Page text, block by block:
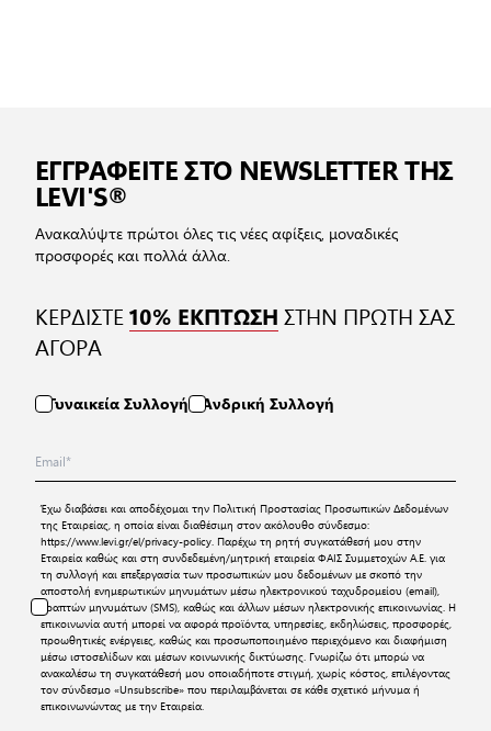
ΕΓΓΡΑΦΕΙΤΕ ΣΤΟ NEWSLETTER ΤΗΣ
LEVI'S®
Ανακαλύψτε πρώτοι όλες τις νέες αφίξεις, μοναδικές
προσφορές και πολλά άλλα.
ΚΕΡΔΙΣΤΕ10% ΕΚΠΤΩΣΗ ΣΤΗΝ ΠΡΩΤΗ ΣΑΣ
ΑΓΟΡΑ
Γυναικεία Συλλογή Ανδρική Συλλογή
Έχω διαβάσει και αποδέχομαι την Πολιτική Προστασίας Προσωπικών Δεδομένων
της Εταιρείας, η οποία είναι διαθέσιμη στον ακόλουθο σύνδεσμο:
https://www.levi.gr/el/privacy-policy. Παρέχω τη ρητή συγκατάθεσή μου στην
Εταιρεία καθώς και στη συνδεδεμένη/μητρική εταιρεία ΦΑΙΣ Συμμετοχών Α.Ε. για
τη συλλογή και επεξεργασία των προσωπικών μου δεδομένων με σκοπό την
αποστολή ενημερωτικών μηνυμάτων μέσω ηλεκτρονικού ταχυδρομείου (email),
γραπτών μηνυμάτων (SMS), καθώς και άλλων μέσων ηλεκτρονικής επικοινωνίας. Η
επικοινωνία αυτή μπορεί να αφορά προϊόντα, υπηρεσίες, εκδηλώσεις, προσφορές,
προωθητικές ενέργειες, καθώς και προσωποποιημένο περιεχόμενο και διαφήμιση
μέσω ιστοσελίδων και μέσων κοινωνικής δικτύωσης. Γνωρίζω ότι μπορώ να
ανακαλέσω τη συγκατάθεσή μου οποιαδήποτε στιγμή, χωρίς κόστος, επιλέγοντας
τον σύνδεσμο «Unsubscribe» που περιλαμβάνεται σε κάθε σχετικό μήνυμα ή
επικοινωνώντας με την Εταιρεία.